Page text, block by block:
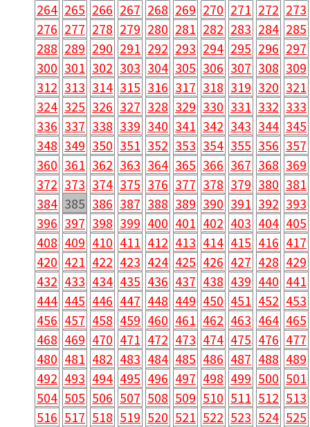
264 265 266 267 268 269 270 271 272 273
276 277 278 279 280 281 282 283 284 285
288 289 290 291 292 293 294 295 296 297
300 301 302 303 304 305 306 307 308 309
312 313 314 315 316 317 318 319 320 321
324 325 326 327 328 329 330 331 332 333
336 337 338 339 340 341 342 343 344 345
348 349 350 351 352 353 354 355 356 357
360 361 362 363 364 365 366 367 368 369
372 373 374 375 376 377 378 379 380 381
384 385 386 387 388 389 390 391 392 393
396 397 398 399 400 401 402 403 404 405
408 409 410 411 412 413 414 415 416 417
420 421 422 423 424 425 426 427 428 429
432 433 434 435 436 437 438 439 440 441
444 445 446 447 448 449 450 451 452 453
456 457 458 459 460 461 462 463 464 465
468 469 470 471 472 473 474 475 476 477
480 481 482 483 484 485 486 487 488 489
492 493 494 495 496 497 498 499 500 501
504 505 506 507 508 509 510 511 512 513
516 517 518 519 520 521 522 523 524 525